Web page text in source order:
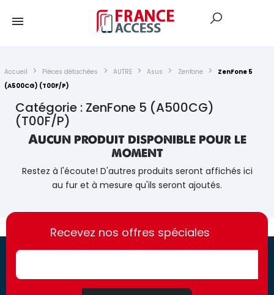
Accueil Pièces détachées AUTRE Asus Zenfone
ZenFone 5
(A500CG) (T00F/P)
Catégorie : ZenFone 5 (A500CG)
(T00F/P)
Aucun produit disponible pour le
moment
Restez à l'écoute! D'autres produits seront affichés ici
au fur et à mesure qu'ils seront ajoutés.
https://france-
access.fr
https://france-
access.fr
Recevez nos offres spéciales